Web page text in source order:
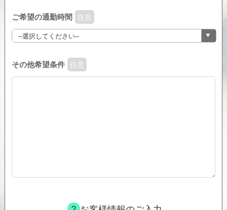
ご希望の通勤時間 任意
その他希望条件 任意